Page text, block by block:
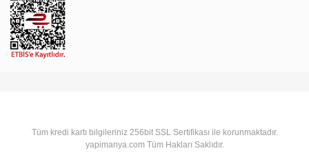
Tüm kredi kartı bilgileriniz 256bit SSL Sertifikası ile korunmaktadır.
yapimanya.com Tüm Hakları Saklıdır.